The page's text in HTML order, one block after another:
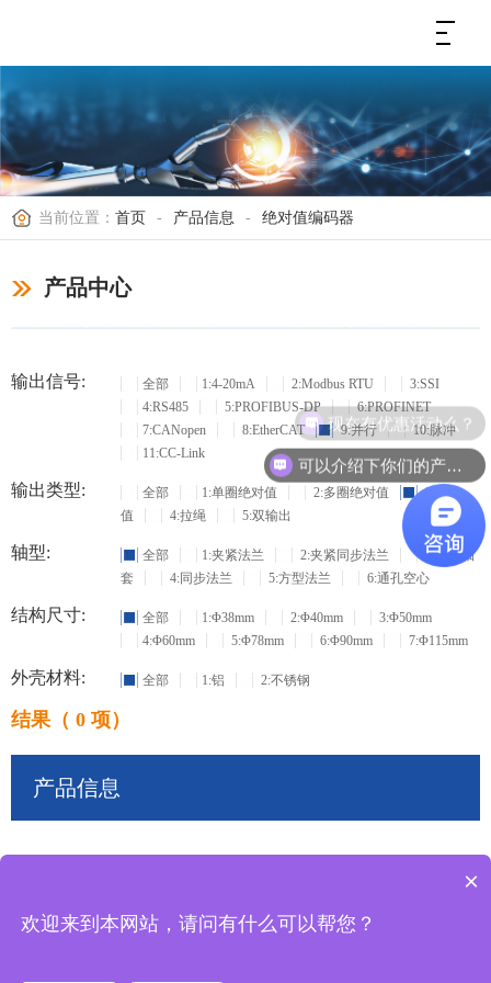
当前位置： 首页 - 产品信息 - 绝对值编码器
产品中心
输出信号: 全部 1:4-20mA 2:Modbus RTU
3:SSI
4:RS485
5:PROFIBUS-DP
6:PROFINET
7:CANopen
8:EtherCAT 9:并行
10:脉冲
11:CC-Link
输出类型: 全部 1:单圈绝对值 2:多圈绝对值
3:增量
值
4:拉绳 5:双输出
轴型: 全部 1:夹紧法兰 2:夹紧同步法兰
3:盲孔轴
套
4:同步法兰 5:方型法兰 6:通孔空心
结构尺寸: 全部 1:Φ38mm 2:Φ40mm
3:Φ50mm
4:Φ60mm
5:Φ78mm 6:Φ90mm 7:Φ115mm
外壳材料: 全部 1:铝 2:不锈钢
结果（ 0 项）
产品信息
可以介绍下你们的产品么？
现在有优惠活动么？
×
欢迎来到本网站，请问有什么可以帮您？